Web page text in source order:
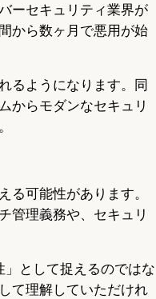
ーセキュリティ業界が
から数ヶ月で悪用が始
るようになります。同
からモダンなセキュリ
る可能性があります。
管理義務や、セキュリ
として捉えるのではな
て理解していただけれ